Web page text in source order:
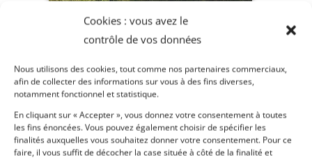
Cookies : vous avez le
contrôle de vos données
Nous utilisons des cookies, tout comme nos partenaires commerciaux,
afin de collecter des informations sur vous à des fins diverses,
notamment fonctionnel et statistique.
En cliquant sur « Accepter », vous donnez votre consentement à toutes
les fins énoncées. Vous pouvez également choisir de spécifier les
finalités auxquelles vous souhaitez donner votre consentement. Pour ce
faire, il vous suffit de décocher la case située à côté de la finalité et